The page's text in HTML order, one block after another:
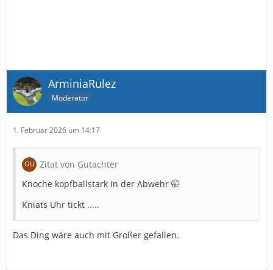
ArminiaRulez
Moderator
1. Februar 2026 um 14:17
Zitat von Gutachter
Knoche kopfballstark in der Abwehr 🤭
Kniats Uhr tickt .....
Das Ding wäre auch mit Großer gefallen.